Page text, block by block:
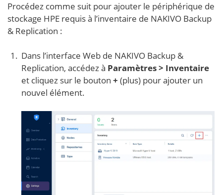
Procédez comme suit pour ajouter le périphérique de
stockage HPE requis à l’inventaire de NAKIVO Backup
& Replication :
Dans l’interface Web de NAKIVO Backup &
Replication, accédez à Paramètres > Inventaire
et cliquez sur le bouton + (plus) pour ajouter un
nouvel élément.